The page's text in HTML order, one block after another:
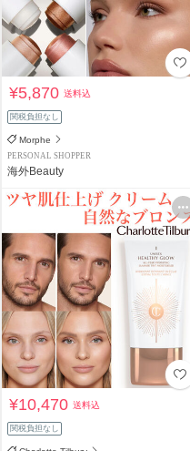
¥5,870送料込
関税負担なし
Morphe
PERSONAL SHOPPER
海外Beauty
¥10,470送料込
関税負担なし